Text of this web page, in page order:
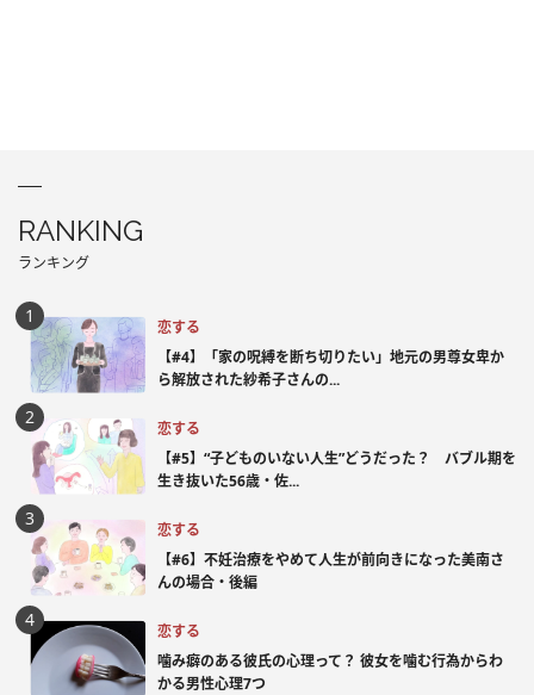
RANKING
ランキング
恋する
【#4】「家の呪縛を断ち切りたい」地元の男尊女卑か
ら解放された紗希子さんの...
恋する
【#5】“子どものいない人生”どうだった？ バブル期を
生き抜いた56歳・佐...
恋する
【#6】不妊治療をやめて人生が前向きになった美南さ
んの場合・後編
恋する
噛み癖のある彼氏の心理って？ 彼女を噛む行為からわ
かる男性心理7つ